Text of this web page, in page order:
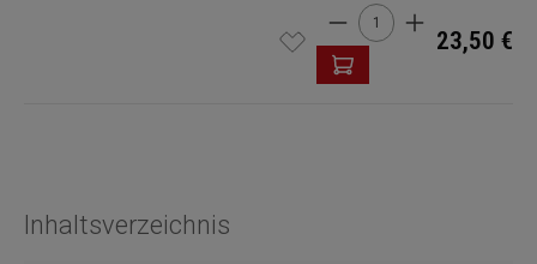
Produkt Anzahl: Gib
23,50 €
Inhaltsverzeichnis